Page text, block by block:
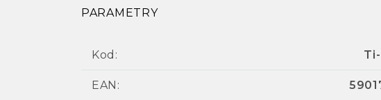
PARAMETRY
Kod:
EAN: